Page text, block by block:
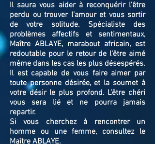
Il saura vous aider à reconquérir l’être
perdu ou trouver l’amour et vous sortir
de votre solitude. Spécialiste des
problèmes affectifs et sentimentaux,
Maître ABLAYE, marabout africain, est
redoutable pour le retour de l'être aimé
même dans les cas les plus désespérés.
Il est capable de vous faire aimer par
toute personne désirée, et la soumet à
votre désir le plus profond. L’être chéri
vous sera lié et ne pourra jamais
repartir.
Si vous cherchez à rencontrer un
homme ou une femme, consultez le
Maître ABLAYE.